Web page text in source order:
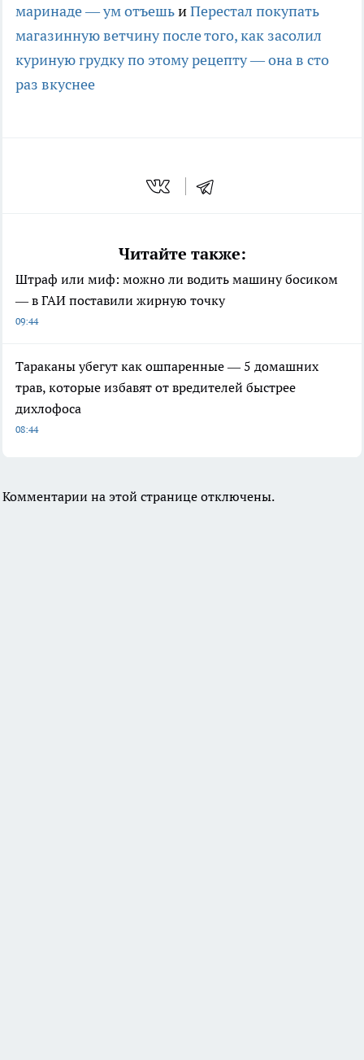
маринаде — ум отъешьиПерестал покупать
магазинную ветчину после того, как засолил
куриную грудку по этому рецепту — она в сто
раз вкуснее
Читайте также:
Штраф или миф: можно ли водить машину босиком
— в ГАИ поставили жирную точку
09:44
Тараканы убегут как ошпаренные — 5 домашних
трав, которые избавят от вредителей быстрее
дихлофоса
08:44
Комментарии на этой странице отключены.